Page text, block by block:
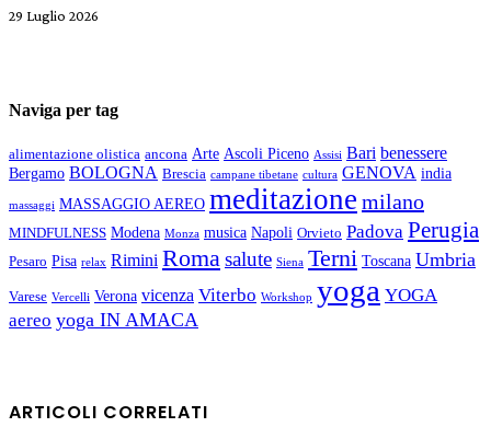
29 Luglio 2026
Naviga per tag
alimentazione olistica ancona Arte Ascoli Piceno Assisi Bari benessere
Bergamo BOLOGNA Brescia campane tibetane cultura GENOVA india
massaggi MASSAGGIO AEREO meditazione milano
MINDFULNESS Modena Monza musica Napoli Orvieto Padova Perugia
Pesaro Pisa relax Rimini Roma salute Siena Terni Toscana Umbria
Varese Vercelli Verona vicenza Viterbo Workshop yoga YOGA
aereo yoga IN AMACA
ARTICOLI CORRELATI